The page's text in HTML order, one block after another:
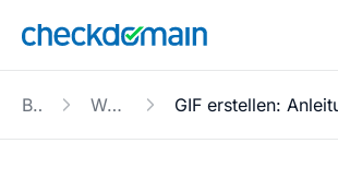
Blog Website